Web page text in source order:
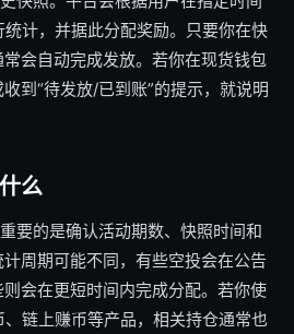
计，并据此分配奖励。只要你在快
会自动完成发放。若你在现货钱包
到“待发放/已到账”的提示，就说明
么
要的是确认活动期数、快照时间和
周期可能不同，有些空投会在公告
会在更短时间内完成分配。若你使
链上赚币等产品，相关持仓通常也